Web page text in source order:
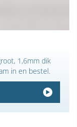
1,6mm dik
in en bestel.